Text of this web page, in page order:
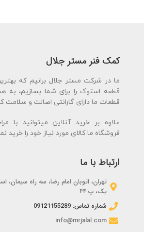
کمک فنر مستر جلال
ما در شرکت مستر جلال برانیم که
قطعه استوک را برای شما بسازیم، به
قطعات ما دارای گارانتی اصالت و سلامت
علاوه بر خرید آنلاین میتوانید با
فروشگاه ما کالای مورد نیاز خود را خرید
ارتباط با ما
تهران، اتوبان امام رضا، سه راه سیمان،
یک، پ ۴۴
شماره تماس: 09121155289
info@mrjalal.com